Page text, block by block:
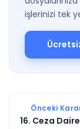
işlerinizi tek
Önceki
16. Ceza